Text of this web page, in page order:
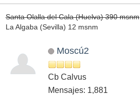
Santa Olalla del Cala (Huelva) 390 msnm
La Algaba (Sevilla) 12 msnm
Moscú2
Cb Calvus
Mensajes: 1,881